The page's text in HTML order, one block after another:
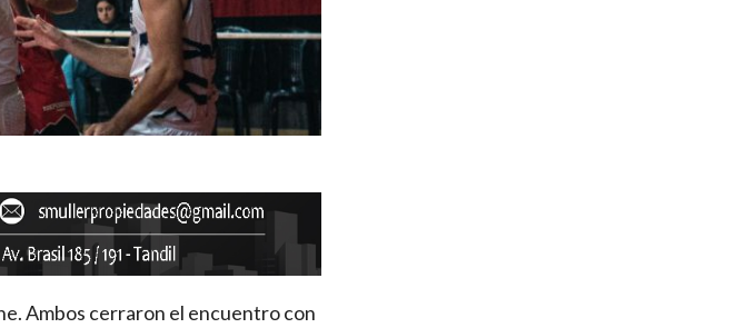
Ambos cerraron el encuentro con